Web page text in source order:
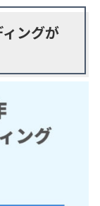
ィングが